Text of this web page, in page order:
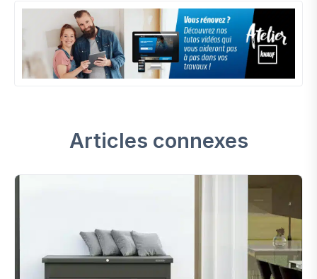
Articles connexes